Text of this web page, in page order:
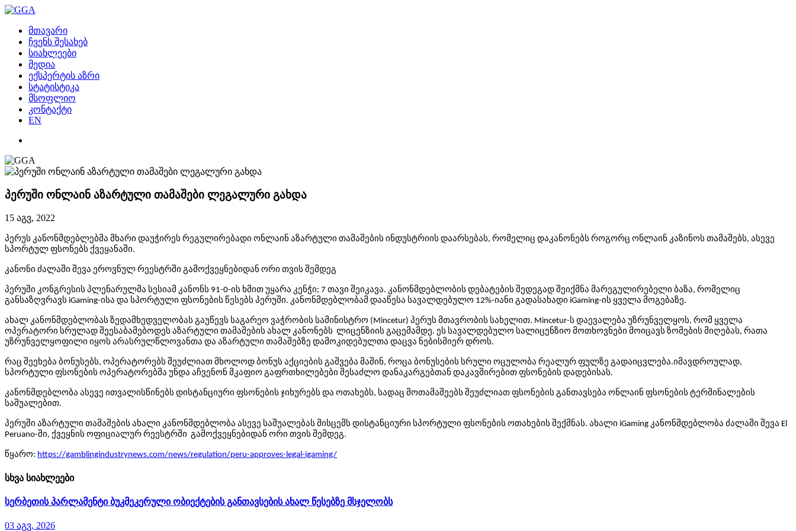
მთავარი
ჩვენს შესახებ
სიახლეები
მედია
ექსპერტის აზრი
სტატისტიკა
მსოფლიო
კონტაქტი
EN
პერუში ონლაინ აზარტული თამაშები ლეგალური გახდა
15 აგვ, 2022
პერუს კანონმდებლებმა მხარი დაუჭირეს რეგულირებადი ონლაინ აზარტული თამაშების ინდუსტრიის დაარსებას, რომელიც დაკანონებს როგორც ონლაინ კაზინოს თამაშებს, ასევე
სპორტულ ფსონებს ქვეყანაში.
კანონი ძალაში შევა ეროვნულ რეესტრში გამოქვეყნებიდან ორი თვის შემდეგ
პერუში კონგრესის პლენარულმა სესიამ კანონს 91-0-ის ხმით უყარა კენჭი; 7 თავი შეიკავა. კანონმდებლობის დებატების შედეგად შეიქმნა მარეგულირებელი ბაზა, რომელიც
განსაზღვრავს iGaming-ისა და სპორტული ფსონების წესებს პერუში. კანონმდებლობამ დააწესა სავალდებულო 12%-იანი გადასახადი iGaming-ის ყველა მოგებაზე.
ახალ კანონმდებლობას ზედამხედველობას გაუწევს საგარეო ვაჭრობის სამინისტრო (Mincetur) პერუს მთავრობის სახელით. Mincetur-ს დაევალება უზრუნველყოს, რომ ყველა
ოპერატორი სრულად შეესაბამებოდეს აზარტული თამაშების ახალ კანონებს ლიცენზიის გაცემამდე. ეს სავალდებულო სალიცენზიო მოთხოვნები მოიცავს ზომების მიღებას, რათა
უზრუნველყოფილი იყოს არასრულწლოვანთა და აზარტული თამაშებზე დამოკიდებულთა დაცვა ნებისმიერ დროს.
რაც შეეხება ბონუსებს, ოპერატორებს შეუძლიათ მხოლოდ ბონუს აქციების გაშვება მაშინ, როცა ბონუსების სრული ოცულობა რეალურ ფულზე გადაიცვლება.იმავდროულად,
სპორტული ფსონების ოპერატორებმა უნდა აჩვენონ მკაფიო გაფრთხილებები შესაძლო დანაკარგებთან დაკავშირებით ფსონების დადებისას.
კანონმდებლობა ასევე ითვალისწინებს დისტანციური ფსონების ჯიხურებს და ოთახებს, სადაც მოთამაშეებს შეუძლიათ ფსონების განთავსება ონლაინ ფსონების ტერმინალების
საშუალებით.
პერუში აზარტული თამაშების ახალი კანონმდებლობა ასევე საშუალებას მისცემს დისტანციური სპორტული ფსონების ოთახების შექმნას. ახალი iGaming კანონმდებლობა ძალაში შევა El
Peruano-ში, ქვეყნის ოფიციალურ რეესტრში გამოქვეყნებიდან ორი თვის შემდეგ.
წყარო: https://gamblingindustrynews.com/news/regulation/peru-approves-legal-igaming/
სხვა სიახლეები
სერბეთის პარლამენტი ბუკმეკერული ობიექტების განთავსების ახალ წესებზე მსჯელობს
03 აგვ, 2026